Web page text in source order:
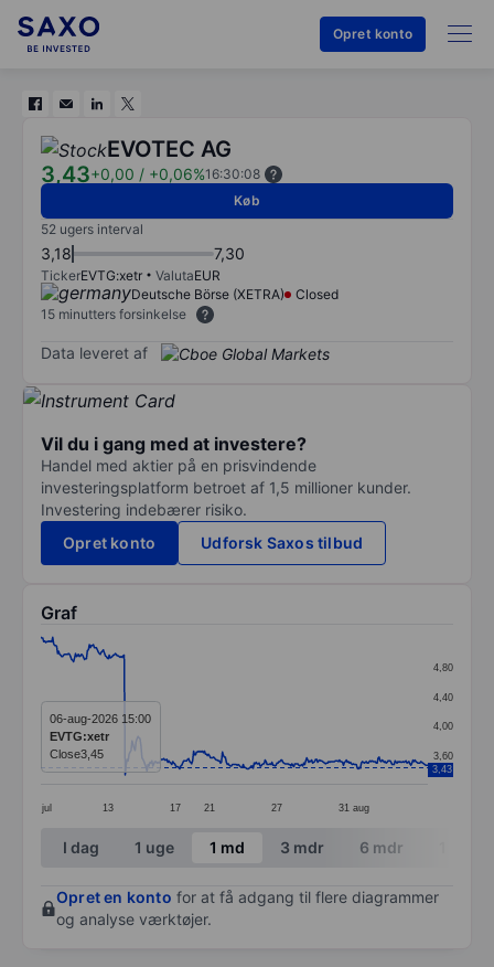
Opret konto
EVOTEC AG
3,43+0,00 / +0,06%16:30:08
Køb
52 ugers interval
3,18 7,30
TickerEVTG:xetr ValutaEUR
Deutsche Börse (XETRA)
Closed
15 minutters forsinkelse
Data leveret af
Vil du i gang med at investere?
Handel med aktier på en prisvindende
investeringsplatform betroet af 1,5 millioner kunder.
Investering indebærer risiko.
Opret konto
Udforsk Saxos tilbud
Graf
Chart
Line chart with 391 data points.
The chart has 1 X axis displaying categories.
The chart has 1 Y axis displaying values. Data
jul 13 17 21 27 31 aug
3,60
4,00
4,40
4,80
3,43
06-aug-2026 15:00
EVTG:xetr
Close3,45
End of interactive chart.
I dag 1 uge 1 md 3 mdr 6 mdr
Opret en konto for at få adgang til flere diagrammer
og analyse værktøjer.